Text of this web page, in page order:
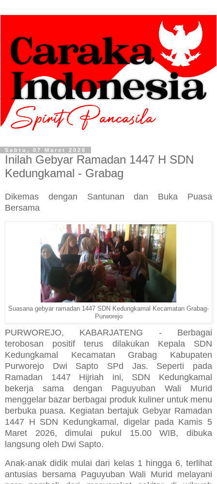
Sabtu, 07 Maret 2026
Inilah Gebyar Ramadan 1447 H SDN
Kedungkamal - Grabag
Dikemas dengan Santunan dan Buka Puasa
Bersama
Suasana gebyar ramadan 1447 SDN Kedungkamal Kecamatan Grabag-
Purworejo
PURWOREJO, KABARJATENG - Berbagai
terobosan positif terus dilakukan Kepala SDN
Kedungkamal Kecamatan Grabag Kabupaten
Purworejo Dwi Sapto SPd Jas. Seperti pada
Ramadan 1447 Hijriah ini, SDN Kedungkamal
bekerja sama dengan Paguyuban Wali Murid
menggelar bazar berbagai produk kuliner untuk menu
berbuka puasa. Kegiatan bertajuk Gebyar Ramadan
1447 H SDN Kedungkamal, digelar pada Kamis 5
Maret 2026, dimulai pukul 15.00 WIB, dibuka
langsung oleh Dwi Sapto.
Anak-anak didik mulai dari kelas 1 hingga 6, terlihat
antusias bersama Paguyuban Wali Murid melayani